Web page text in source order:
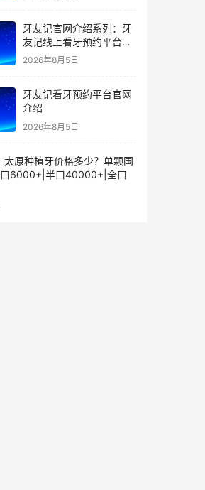
牙友记官网介绍系列：牙
友记线上看牙预约平台的
优势在哪里？
2026年8月5日
牙友记看牙预约平台官网
介绍
2026年8月5日
太原种植牙价格多少？单颗国
6000+|半口40000+|全口